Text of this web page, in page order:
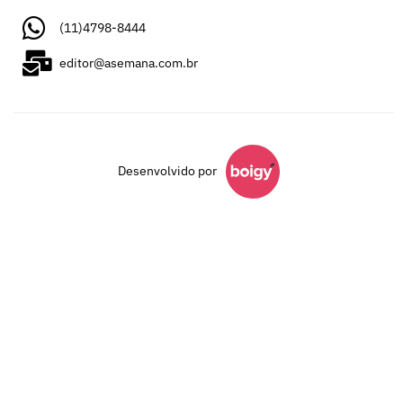
(11)4798-8444
editor@asemana.com.br
Desenvolvido por